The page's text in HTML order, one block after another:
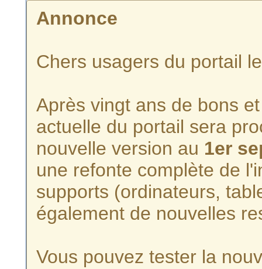
Annonce
Chers usagers du portail
Après vingt ans de bons
actuelle du portail sera
nouvelle version au 1er
une refonte complète de
supports (ordinateurs,
également de nouvelles
Vous pouvez tester la